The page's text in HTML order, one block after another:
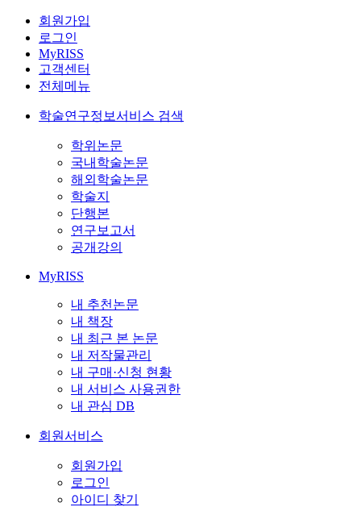
회원가입
로그인
MyRISS
고객센터
전체메뉴
학술연구정보서비스 검색
학위논문
국내학술논문
해외학술논문
학술지
단행본
연구보고서
공개강의
MyRISS
내 추천논문
내 책장
내 최근 본 논문
내 저작물관리
내 구매·신청 현황
내 서비스 사용권한
내 관심 DB
회원서비스
회원가입
로그인
아이디 찾기